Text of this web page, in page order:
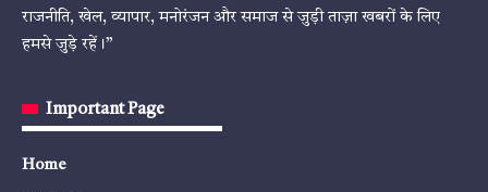
राजनीति, खेल, व्यापार, मनोरंजन और समाज से जुड़ी ताज़ा खबरों के लिए
हमसे जुड़े रहें।”
Important Page
Home